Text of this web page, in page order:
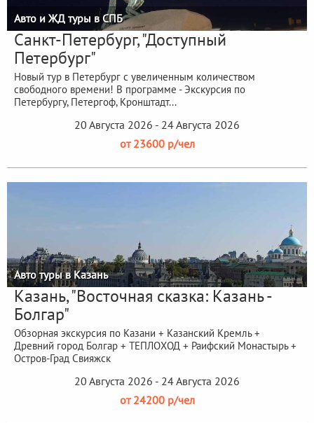
Авто и ЖД туры в СПБ
Санкт-Петербург, "Доступный
Петербург"
Новый тур в Петербург с увеличенным количеством
свободного времени! В программе - Экскурсия по
Петербургу, Петергоф, Кронштадт...
20 Августа 2026 - 24 Августа 2026
от 23600 р/чел
Авто туры в Казань
Казань, "Восточная сказка: Казань -
Болгар"
Обзорная экскурсия по Казани + Казанский Кремль +
Древний город Болгар + ТЕПЛОХОД + Раифский Монастырь +
Остров-Град Свияжск
20 Августа 2026 - 24 Августа 2026
от 24200 р/чел